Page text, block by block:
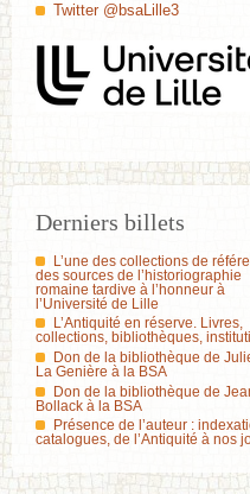
Twitter @bsaLille3
Derniers billets
L’une des collections de
des sources de l’historiographie
romaine tardive à l’honneur à
l’Université de Lille
L’Antiquité en réserve. Livres,
collections, bibliothèques,
Don de la bibliothèque de
La Genière à la BSA
Don de la bibliothèque de
Bollack à la BSA
Présence de l’auteur :
catalogues, de l’Antiquité à nos